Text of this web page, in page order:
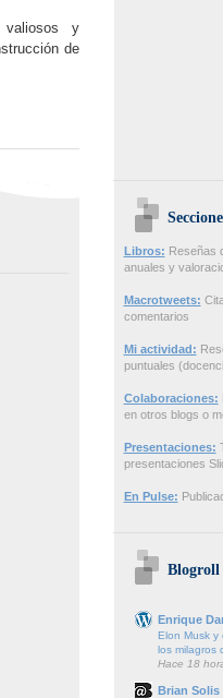
valiosos y
de
Libros: Reseñas
anuales y
Macrotweets:
comentarios
Mi actividad:
puntuales
Colaboraciones:
en otros blogs o
Presentaciones:
presentaciones
En Pulse:
Blogroll
Enrique
Elon Musk y
los milagros
Hace 18
Brian Solis